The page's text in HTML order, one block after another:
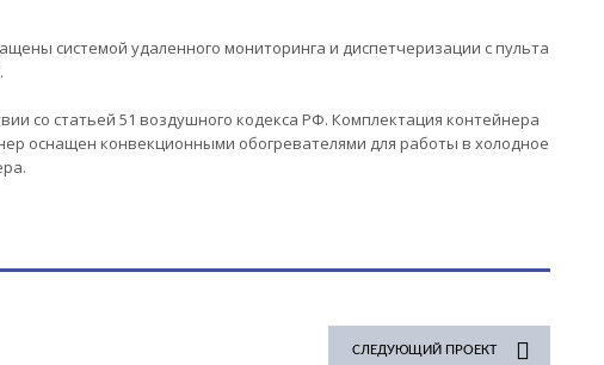
системой удаленного мониторинга и диспетчеризации с пульта
со статьей 51 воздушного кодекса РФ. Комплектация контейнера
оснащен конвекционными обогревателями для работы в холодное
СЛЕДУЮЩИЙ ПРОЕКТ